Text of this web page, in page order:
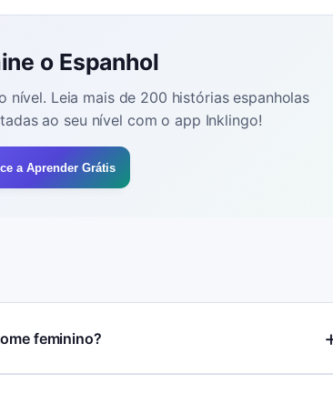
o Espanhol
nível. Leia mais de 200 histórias espanholas
ao seu nível com o app Inklingo!
a Aprender Grátis
feminino?